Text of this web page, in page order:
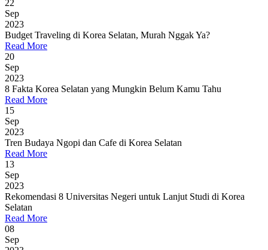
22
Sep
2023
Budget Traveling di Korea Selatan, Murah Nggak Ya?
Read More
20
Sep
2023
8 Fakta Korea Selatan yang Mungkin Belum Kamu Tahu
Read More
15
Sep
2023
Tren Budaya Ngopi dan Cafe di Korea Selatan
Read More
13
Sep
2023
Rekomendasi 8 Universitas Negeri untuk Lanjut Studi di Korea
Selatan
Read More
08
Sep